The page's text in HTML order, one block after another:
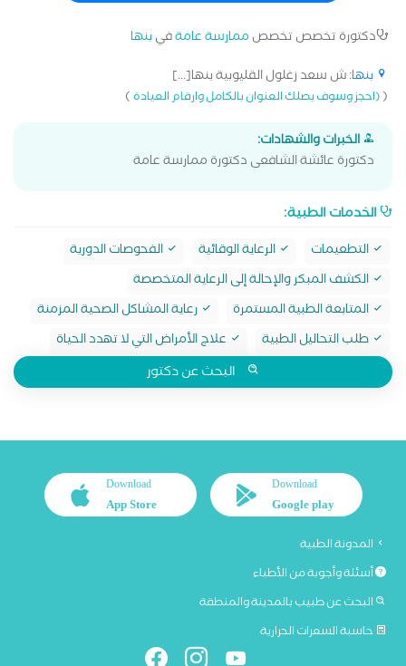
دكتورة تخصص تخصص ممارسة عامةفيبنها
بنها: ش سعد زغلول القليوبية بنها[...]
((احجز وسوف يصلك العنوان بالكامل وارقام العيادة)
الخبرات والشهادات:
دكتورة عائشة الشافعى دكتورة ممارسة عامة
الخدمات الطبية:
التطعيمات الرعاية الوقائية
الفحوصات الدورية
الكشف المبكر والإحالة إلى الرعاية المتخصصة
المتابعة الطبية المستمرة
رعاية المشاكل الصحية المزمنة
طلب التحاليل الطبية
علاج الأمراض التي لا تهدد الحياة
البحث عن دكتور
Download
Google play
Download
App Store
المدونة الطبية
أسئلة وأجوبة من الأطباء
البحث عن طبيب بالمدينة والمنطقة
حاسبة السعرات الحرارية